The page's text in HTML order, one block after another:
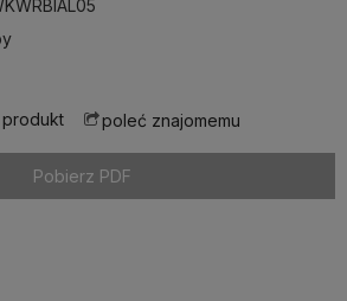
poleć znajomemu
Pobierz PDF